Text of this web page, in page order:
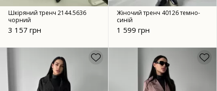
Шкіряний тренч 2144.5636
чорний
3 157 грн
Жіночий тренч 40126 темно-
синій
1 599 грн